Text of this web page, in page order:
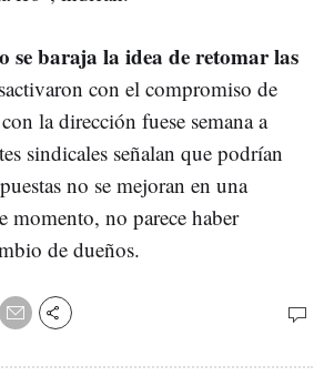
se baraja la idea de retomar las
con el compromiso de
la dirección fuese semana a
sindicales señalan que podrían
no se mejoran en una
momento, no parece haber
de dueños.